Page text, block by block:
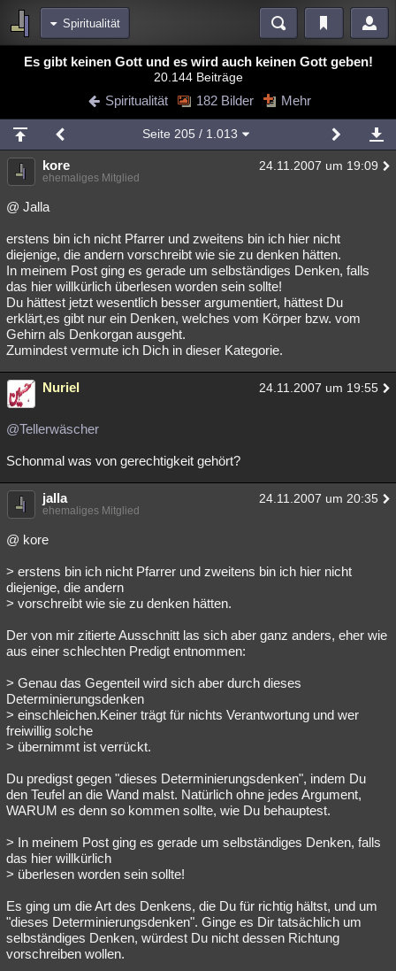
Spiritualität
Bereiche
Diskussionen Blogs Videos
Chat Wiki Neuigkeiten
meine Rubriken
Menschen Mystery Kriminalfälle
Spiritualität
Natur Umfragen Unterhaltung
weitere Rubriken
Philosophie Träume Orte Esoterik Literatur
Astronomie Helpdesk Gruppen Gaming Filme
Allmystery
Übersichten
Es gibt keinen Gott und es wird auch keinen Gott geben!
20.144 Beiträge
Spiritualität 182 Bilder Mehr
Seite 205 / 1.013
kore 24.11.2007 um 19:09
ehemaliges Mitglied
@ Jalla
erstens bin ich nicht Pfarrer und zweitens bin ich hier nicht
diejenige, die andern vorschreibt wie sie zu denken hätten.
In meinem Post ging es gerade um selbständiges Denken, falls
das hier willkürlich überlesen worden sein sollte!
Du hättest jetzt wesentlich besser argumentiert, hättest Du
erklärt,es gibt nur ein Denken, welches vom Körper bzw. vom
Gehirn als Denkorgan ausgeht.
Zumindest vermute ich Dich in dieser Kategorie.
Nuriel 24.11.2007 um 19:55
@Tellerwäscher
Schonmal was von gerechtigkeit gehört?
jalla 24.11.2007 um 20:35
ehemaliges Mitglied
@ kore
> erstens bin ich nicht Pfarrer und zweitens bin ich hier nicht
diejenige, die andern
> vorschreibt wie sie zu denken hätten.
Der von mir zitierte Ausschnitt las sich aber ganz anders, eher wie
aus einer schlechten Predigt entnommen:
> Genau das Gegenteil wird sich aber durch dieses
Determinierungsdenken
> einschleichen.Keiner trägt für nichts Verantwortung und wer
freiwillig solche
> übernimmt ist verrückt.
Du predigst gegen "dieses Determinierungsdenken", indem Du
den Teufel an die Wand malst. Natürlich ohne jedes Argument,
WARUM es denn so kommen sollte, wie Du behauptest.
> In meinem Post ging es gerade um selbständiges Denken, falls
das hier willkürlich
> überlesen worden sein sollte!
Es ging um die Art des Denkens, die Du für richtig hältst, und um
"dieses Determinierungsdenken". Ginge es Dir tatsächlich um
selbständiges Denken, würdest Du nicht dessen Richtung
vorschreiben wollen.